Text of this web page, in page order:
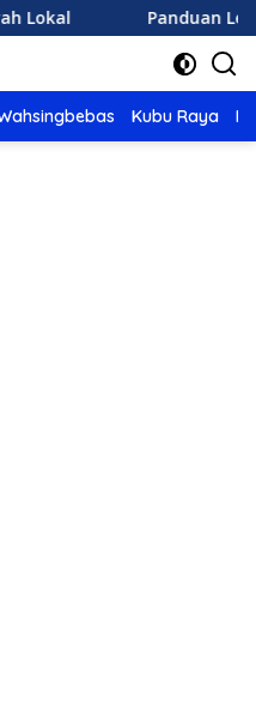
Panduan Lengkap
Kubu Raya